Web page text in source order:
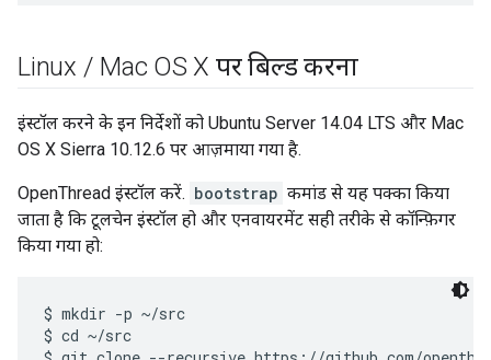
Linux / Mac OS X पर बिल्ड करना
इंस्टॉल करने के इन निर्देशों को Ubuntu Server 14.04 LTS और Mac
OS X Sierra 10.12.6 पर आज़माया गया है.
OpenThread इंस्टॉल करें. bootstrap कमांड से यह पक्का किया
जाता है कि टूलचेन इंस्टॉल हो और एनवायरमेंट सही तरीके से कॉन्फ़िगर
किया गया हो:
$ mkdir -p ~/src
$ cd ~/src